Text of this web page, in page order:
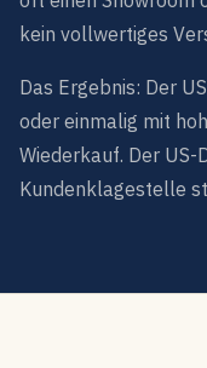
kein vollwertiges
Das Ergebnis: Der
oder einmalig mit
Wiederkauf. Der
Kundenklagestelle